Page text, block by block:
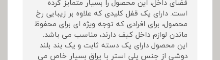
فضای داخل، این محصول را بسیار متمایز کرده
است. دارای یک قفل کلیدی که علاوه بر زیبایی رخ
محصول، برای افرادی که توجه ویژه ای برای محفوظ
ماندن لوازم داخل کیف دارند، مناسب می باشد.
این محصول دارای یک دسته ثابت و یک بند بلند
دوشی از جنس پلی استر با یراق بسیار خاص می